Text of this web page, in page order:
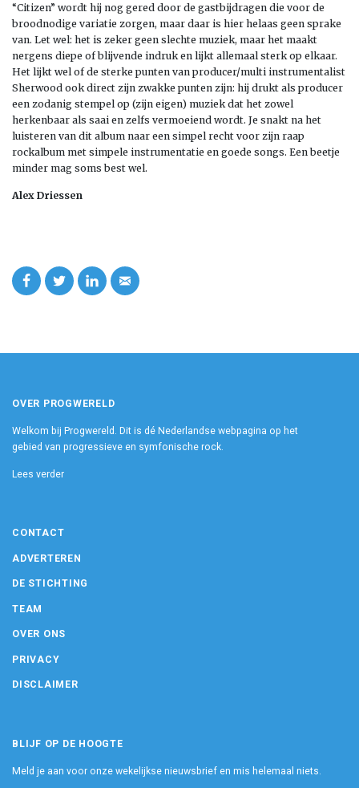
“Citizen” wordt hij nog gered door de gastbijdragen die voor de
broodnodige variatie zorgen, maar daar is hier helaas geen sprake
van. Let wel: het is zeker geen slechte muziek, maar het maakt
nergens diepe of blijvende indruk en lijkt allemaal sterk op elkaar.
Het lijkt wel of de sterke punten van producer/multi instrumentalist
Sherwood ook direct zijn zwakke punten zijn: hij drukt als producer
een zodanig stempel op (zijn eigen) muziek dat het zowel
herkenbaar als saai en zelfs vermoeiend wordt. Je snakt na het
luisteren van dit album naar een simpel recht voor zijn raap
rockalbum met simpele instrumentatie en goede songs. Een beetje
minder mag soms best wel.
Alex Driessen
OVER PROGWERELD
Welkom bij Progwereld. Dit is dé Nederlandse webpagina op het
gebied van progressieve en symfonische rock.
Lees verder
CONTACT
ADVERTEREN
DE STICHTING
TEAM
OVER ONS
PRIVACY
DISCLAIMER
BLIJF OP DE HOOGTE
Meld je aan voor onze wekelijkse nieuwsbrief en mis helemaal niets.